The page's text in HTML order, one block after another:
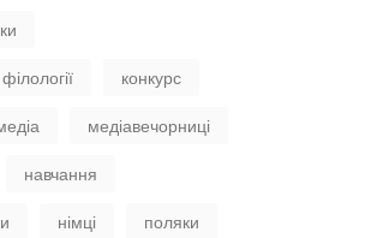
конкурс
медіавечорниці
навчання
німці поляки